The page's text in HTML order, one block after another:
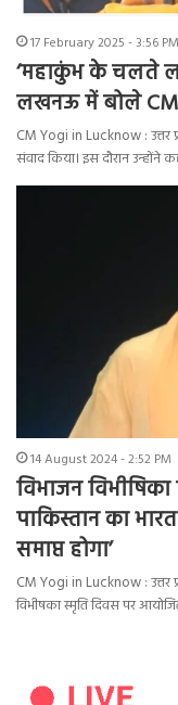
17 February 2025 - 3:56 PM
‘महाकुंभ के चलते
लखनऊ में बोले CM
CM Yogi in Lucknow : उत्तर
संवाद किया। इस दौरान उन्होंने
14 August 2024 - 2:52 PM
विभाजन
पाकिस्तान का
समाप्त होगा’
CM Yogi in Lucknow : उत्तर
विभीषका स्मृति दिवस पर